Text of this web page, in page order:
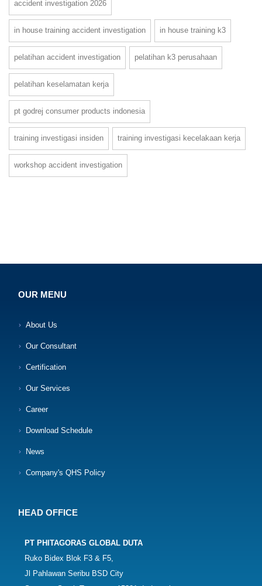
accident investigation 2026
in house training accident investigation in house training k3
pelatihan accident investigation pelatihan k3 perusahaan
pelatihan keselamatan kerja
pt godrej consumer products indonesia
training investigasi insiden training investigasi kecelakaan kerja
workshop accident investigation
OUR MENU
About Us
Our Consultant
Certification
Our Services
Career
Download Schedule
News
Company's QHS Policy
HEAD OFFICE
PT PHITAGORAS GLOBAL DUTA
Ruko Bidex Blok F3 & F5,
Jl Pahlawan Seribu BSD City